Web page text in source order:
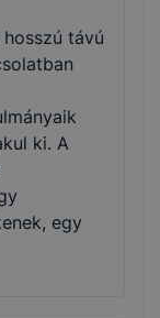
távú
ki. A
egy